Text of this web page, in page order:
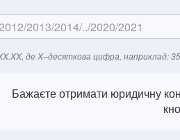
де X–десяткова цифра, наприклад:
Бажаєте отримати юридичну